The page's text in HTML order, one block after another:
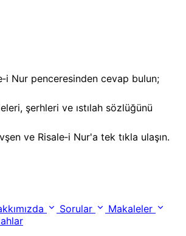
Nur penceresinden cevap bulun;
şerhleri ve ıstılah sözlüğünü
ve Risale‑i Nur'a tek tıkla ulaşın.
HesabıHesabı
X Hesabı
Sorular
Makaleler